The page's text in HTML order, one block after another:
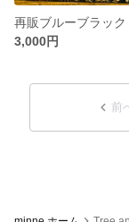
3,000円
前